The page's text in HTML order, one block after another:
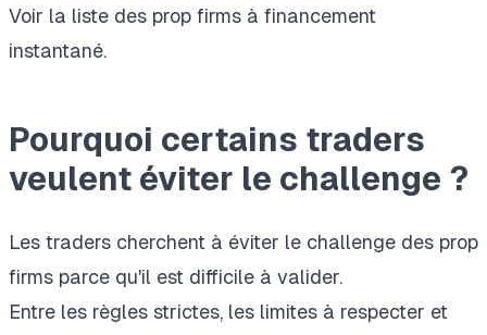
Voir la liste des prop firms à financement
instantané.
Pourquoi certains traders
veulent éviter le challenge ?
Les traders cherchent à éviter le challenge des prop
firms parce qu'il est difficile à valider.
Entre les règles strictes, les limites à respecter et